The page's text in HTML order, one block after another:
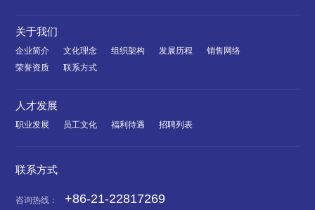
关于我们
企业简介 文化理念 组织架构 发展历程
销售网络
荣誉资质
联系方式
人才发展
职业发展 员工文化 福利待遇 招聘列表
联系方式
咨询热线： +86-21-22817269